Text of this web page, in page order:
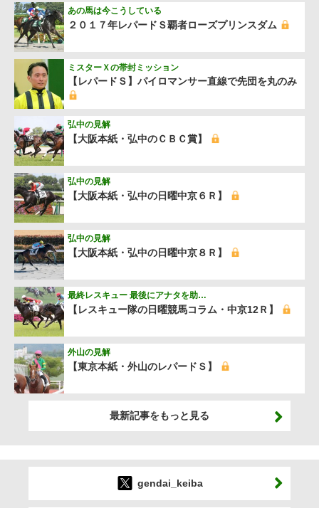
２０１７年レパードＳ覇者ローズプリンスダム
あの馬は今こうしている
【レパードＳ】パイロマンサー直線で先団を丸のみ
ミスターＸの帯封ミッション
【大阪本紙・弘中のＣＢＣ賞】
弘中の見解
【大阪本紙・弘中の日曜中京６Ｒ】
弘中の見解
【大阪本紙・弘中の日曜中京８Ｒ】
弘中の見解
【レスキュー隊の日曜競馬コラム・中京12Ｒ】
最終レスキュー 最後にアナタを助…
【東京本紙・外山のレパードＳ】
外山の見解
最新記事をもっと見る
gendai_keiba